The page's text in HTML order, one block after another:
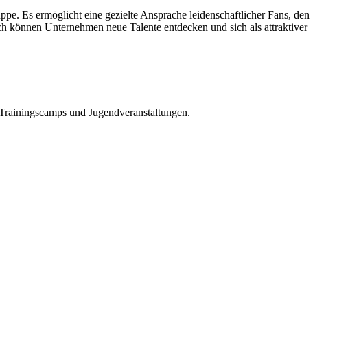
Es ermöglicht eine gezielte Ansprache leidenschaftlicher Fans, den
Unternehmen neue Talente entdecken und sich als attraktiver
und Jugendveranstaltungen.